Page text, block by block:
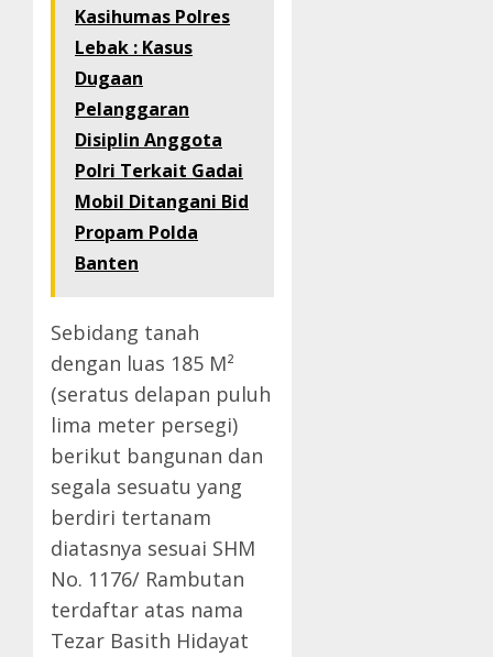
Kasihumas Polres
Lebak : Kasus
Dugaan
Pelanggaran
Disiplin Anggota
Polri Terkait Gadai
Mobil Ditangani Bid
Propam Polda
Banten
Sebidang tanah
dengan luas 185 M²
(seratus delapan puluh
lima meter persegi)
berikut bangunan dan
segala sesuatu yang
berdiri tertanam
diatasnya sesuai SHM
No. 1176/ Rambutan
terdaftar atas nama
Tezar Basith Hidayat